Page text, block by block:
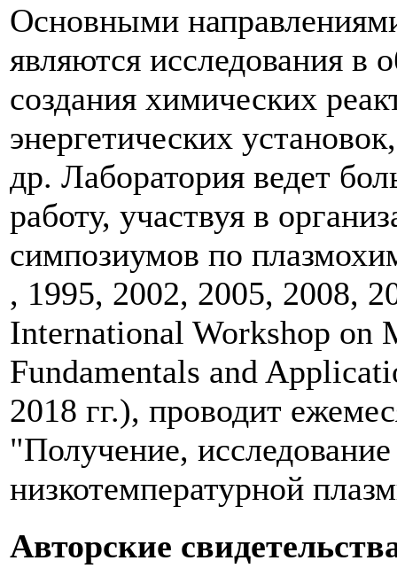
Основными
являются исследования
создания химических
энергетических
др. Лаборатория ведет
работу, участвуя в
симпозиумов по
, 1995, 2002, 2005, 2008,
International Workshop on
Fundamentals and
2018 гг.), проводит
"Получение,
низкотемпературной
Авторские